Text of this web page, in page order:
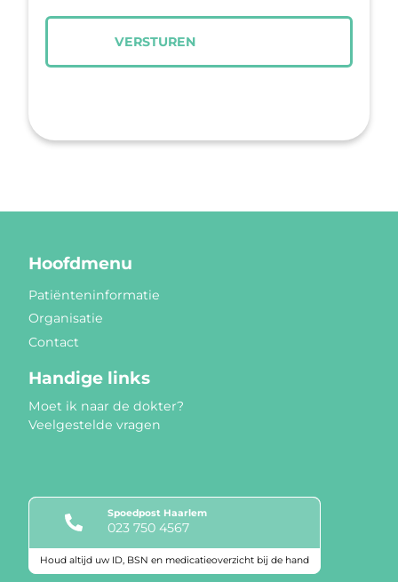
A
Hoofdmenu
Patiënteninformatie
Organisatie
Contact
Handige links
Moet ik naar de dokter?
Veelgestelde vragen
Spoedpost Haarlem
023 750 4567
Houd altijd uw ID, BSN en medicatieoverzicht bij de hand